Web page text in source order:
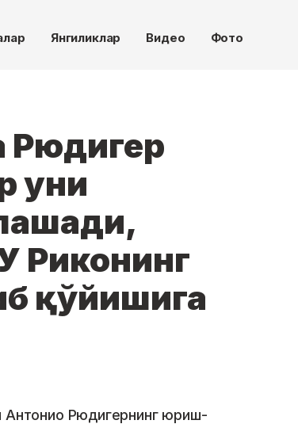
Янгиликлар Видео Фото
уни
Риконинг
қўйишига
Рюдигернинг юриш-